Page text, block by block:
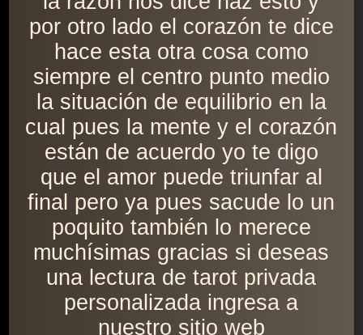
por otro lado el corazón te dice
hace esta otra cosa como
siempre el centro punto medio
la situación de equilibrio en la
cual pues la mente y el corazón
están de acuerdo yo te digo
que el amor puede triunfar al
final pero ya pues sacude lo un
poquito también lo merece
muchísimas gracias si deseas
una lectura de tarot privada
personalizada ingresa a
nuestro sitio web